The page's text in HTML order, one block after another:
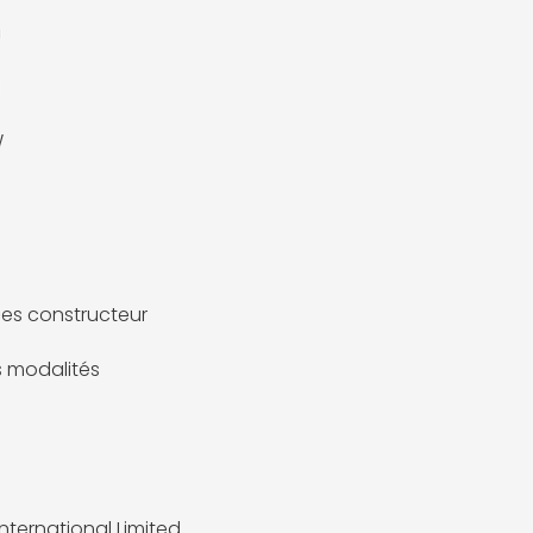
constructeur
modalités